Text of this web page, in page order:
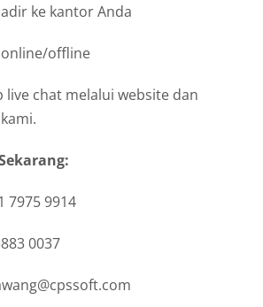
ke kantor Anda
online/offline
live chat melalui website dan
7975 9914
0037